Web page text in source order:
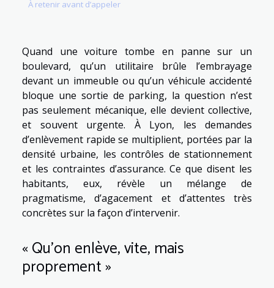
À retenir avant d’appeler
Quand une voiture tombe en panne sur un
boulevard, qu’un utilitaire brûle l’embrayage
devant un immeuble ou qu’un véhicule accidenté
bloque une sortie de parking, la question n’est
pas seulement mécanique, elle devient collective,
et souvent urgente. À Lyon, les demandes
d’enlèvement rapide se multiplient, portées par la
densité urbaine, les contrôles de stationnement
et les contraintes d’assurance. Ce que disent les
habitants, eux, révèle un mélange de
pragmatisme, d’agacement et d’attentes très
concrètes sur la façon d’intervenir.
« Qu’on enlève, vite, mais
proprement »